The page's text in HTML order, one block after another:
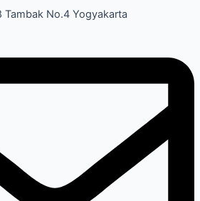
Tambak No.4 Yogyakarta